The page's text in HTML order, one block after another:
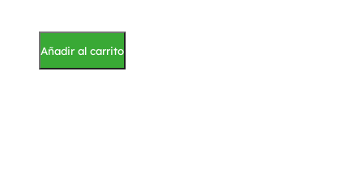
Añadir al carrito